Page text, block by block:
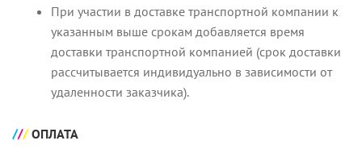
При участии в доставке транспортной компании к
указанным выше срокам добавляется время
доставки транспортной компанией (срок доставки
рассчитывается индивидуально в зависимости от
удаленности заказчика).
ОПЛАТА